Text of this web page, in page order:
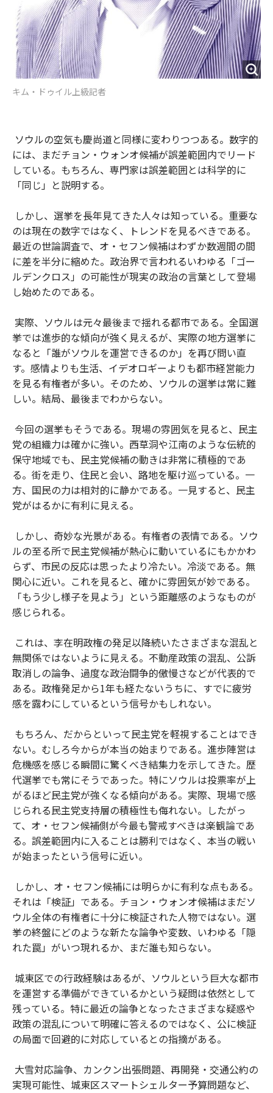
キム・ドゥイル上級記者
ソウルの空気も慶尚道と同様に変わりつつある。数字的
には、まだチョン・ウォンオ候補が誤差範囲内でリード
している。もちろん、専門家は誤差範囲とは科学的に
「同じ」と説明する。
しかし、選挙を長年見てきた人々は知っている。重要な
のは現在の数字ではなく、トレンドを見るべきである。
最近の世論調査で、オ・セフン候補はわずか数週間の間
に差を半分に縮めた。政治界で言われるいわゆる「ゴー
ルデンクロス」の可能性が現実の政治の言葉として登場
し始めたのである。
実際、ソウルは元々最後まで揺れる都市である。全国選
挙では進歩的な傾向が強く見えるが、実際の地方選挙に
なると「誰がソウルを運営できるのか」を再び問い直
す。感情よりも生活、イデオロギーよりも都市経営能力
を見る有権者が多い。そのため、ソウルの選挙は常に難
しい。結局、最後までわからない。
今回の選挙もそうである。現場の雰囲気を見ると、民主
党の組織力は確かに強い。西草洞や江南のような伝統的
保守地域でも、民主党候補の動きは非常に積極的であ
る。街を走り、住民と会い、路地を駆け巡っている。一
方、国民の力は相対的に静かである。一見すると、民主
党がはるかに有利に見える。
しかし、奇妙な光景がある。有権者の表情である。ソウ
ルの至る所で民主党候補が熱心に動いているにもかかわ
らず、市民の反応は思ったより冷たい。冷淡である。無
関心に近い。これを見ると、確かに雰囲気が妙である。
「もう少し様子を見よう」という距離感のようなものが
感じられる。
これは、李在明政権の発足以降続いたさまざまな混乱と
無関係ではないように見える。不動産政策の混乱、公訴
取消しの論争、過度な政治闘争的傲慢さなどが代表的で
ある。政権発足から1年も経たないうちに、すでに疲労
感を露わにしているという信号かもしれない。
もちろん、だからといって民主党を軽視することはでき
ない。むしろ今からが本当の始まりである。進歩陣営は
危機感を感じる瞬間に驚くべき結集力を示してきた。歴
代選挙でも常にそうであった。特にソウルは投票率が上
がるほど民主党が強くなる傾向がある。実際、現場で感
じられる民主党支持層の積極性も侮れない。したがっ
て、オ・セフン候補側が今最も警戒すべきは楽観論であ
る。誤差範囲内に入ることは勝利ではなく、本当の戦い
が始まったという信号に近い。
しかし、オ・セフン候補には明らかに有利な点もある。
それは「検証」である。チョン・ウォンオ候補はまだソ
ウル全体の有権者に十分に検証された人物ではない。選
挙の終盤にどのような新たな論争や変数、いわゆる「隠
れた罠」がいつ現れるか、まだ誰も知らない。
城東区での行政経験はあるが、ソウルという巨大な都市
を運営する準備ができているかという疑問は依然として
残っている。特に最近の論争となったさまざまな疑惑や
政策の混乱について明確に答えるのではなく、公に検証
の局面で回避的に対応しているとの指摘がある。
大雪対応論争、カンクン出張問題、再開発・交通公約の
実現可能性、城東区スマートシェルター予算問題など、